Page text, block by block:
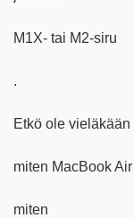
M1X- tai M2-siru
.
Etkö ole
miten MacBook
miten